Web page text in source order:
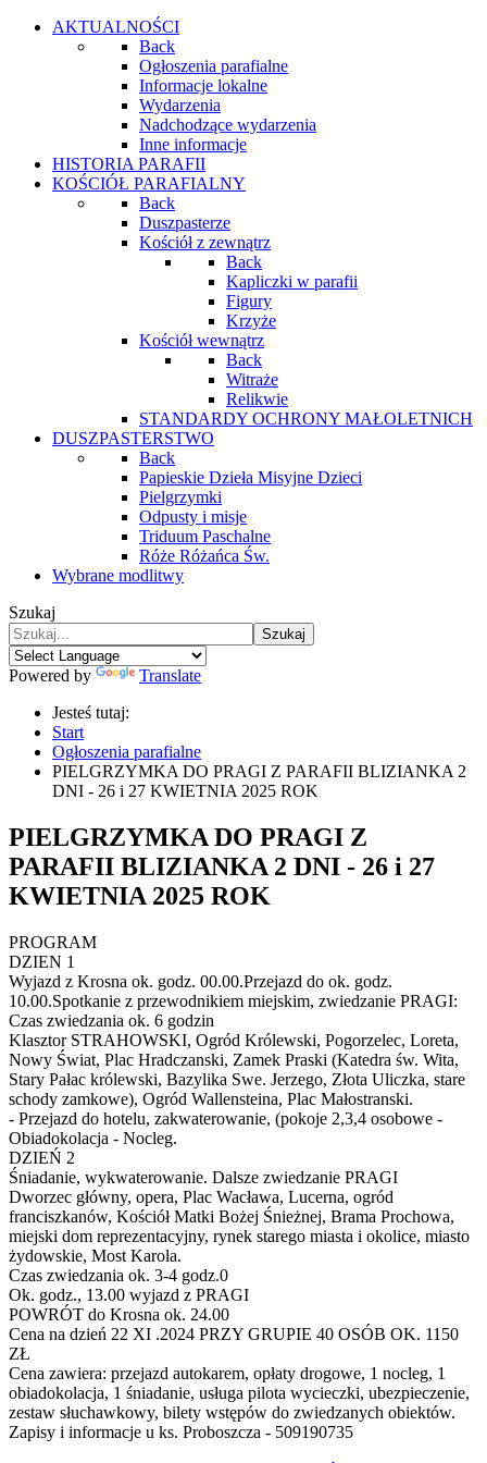
AKTUALNOŚCI
Back
Ogłoszenia parafialne
Informacje lokalne
Wydarzenia
Nadchodzące wydarzenia
Inne informacje
HISTORIA PARAFII
KOŚCIÓŁ PARAFIALNY
Back
Duszpasterze
Kościół z zewnątrz
Back
Kapliczki w parafii
Figury
Krzyże
Kościół wewnątrz
Back
Witraże
Relikwie
STANDARDY OCHRONY MAŁOLETNICH
DUSZPASTERSTWO
Back
Papieskie Dzieła Misyjne Dzieci
Pielgrzymki
Odpusty i misje
Triduum Paschalne
Róże Różańca Św.
Wybrane modlitwy
Szukaj
Szukaj
Powered by
Translate
Jesteś tutaj:
Start
Ogłoszenia parafialne
PIELGRZYMKA DO PRAGI Z PARAFII BLIZIANKA 2
DNI - 26 i 27 KWIETNIA 2025 ROK
PIELGRZYMKA DO PRAGI Z
PARAFII BLIZIANKA 2 DNI - 26 i 27
KWIETNIA 2025 ROK
PROGRAM
DZIEN 1
Wyjazd z Krosna ok. godz. 00.00.Przejazd do ok. godz.
10.00.Spotkanie z przewodnikiem miejskim, zwiedzanie PRAGI:
Czas zwiedzania ok. 6 godzin
Klasztor STRAHOWSKI, Ogród Królewski, Pogorzelec, Loreta,
Nowy Świat, Plac Hradczanski, Zamek Praski (Katedra św. Wita,
Stary Pałac królewski, Bazylika Swe. Jerzego, Złota Uliczka, stare
schody zamkowe), Ogród Wallensteina, Plac Małostranski.
- Przejazd do hotelu, zakwaterowanie, (pokoje 2,3,4 osobowe -
Obiadokolacja - Nocleg.
DZIEŃ 2
Śniadanie, wykwaterowanie. Dalsze zwiedzanie PRAGI
Dworzec główny, opera, Plac Wacława, Lucerna, ogród
franciszkanów, Kościół Matki Bożej Śnieżnej, Brama Prochowa,
miejski dom reprezentacyjny, rynek starego miasta i okolice, miasto
żydowskie, Most Karola.
Czas zwiedzania ok. 3-4 godz.0
Ok. godz., 13.00 wyjazd z PRAGI
POWRÓT do Krosna ok. 24.00
Cena na dzień 22 XI .2024 PRZY GRUPIE 40 OSÓB OK. 1150
ZŁ
Cena zawiera: przejazd autokarem, opłaty drogowe, 1 nocleg, 1
obiadokolacja, 1 śniadanie, usługa pilota wycieczki, ubezpieczenie,
zestaw słuchawkowy, bilety wstępów do zwiedzanych obiektów.
Zapisy i informacje u ks. Proboszcza - 509190735